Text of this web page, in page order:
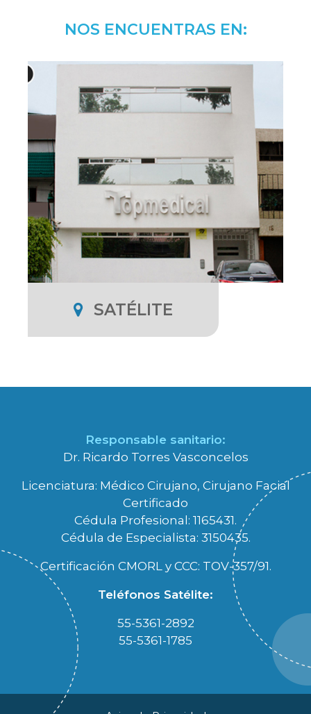
NOS ENCUENTRAS EN:
SATÉLITE
Responsable sanitario:
Dr. Ricardo Torres Vasconcelos
Licenciatura: Médico Cirujano, Cirujano Facial
Certificado
Cédula Profesional: 1165431.
Cédula de Especialista: 3150435.
Certificación CMORL y CCC: TOV-357/91.
Teléfonos Satélite:
55-5361-2892
55-5361-1785